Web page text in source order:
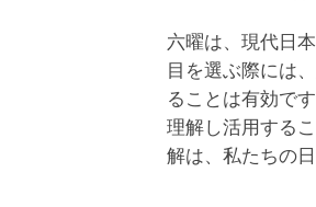
六曜は、現代日
目を選ぶ際には
ることは有効で
理解し活用する
解は、私たちの